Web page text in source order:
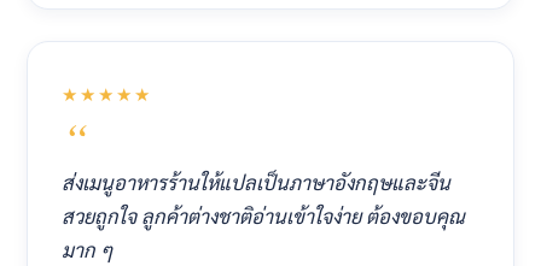
★★★★★
ส่งเมนูอาหารร้านให้แปลเป็นภาษาอังกฤษและจีน
สวยถูกใจ ลูกค้าต่างชาติอ่านเข้าใจง่าย ต้องขอบคุณ
มาก ๆ